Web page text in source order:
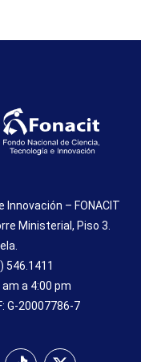
Innovación – FONACIT
Ministerial, Piso 3.
546.1411
a 4:00 pm
G-20007786-7